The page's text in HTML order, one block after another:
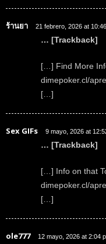
ร้านยา 21 febrero, 2026 at
… [Trackback]
[…] Find More
dimepoker.cl/
[…]
Sex GIFs 9 mayo, 2026 at
… [Trackback]
[…] Info on that
dimepoker.cl/
[…]
ole777 12 mayo, 2026 at 2:04